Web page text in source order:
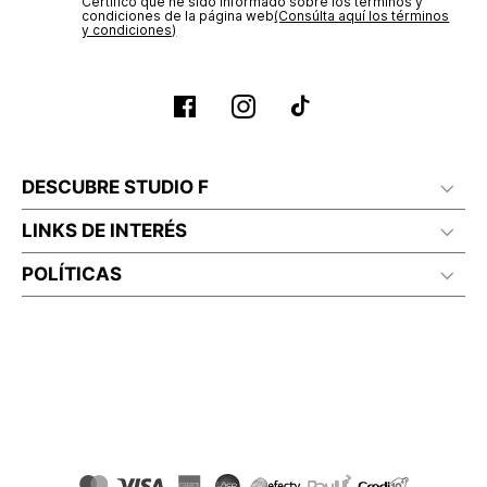
condiciones de la página web‎(Consúlta aquí los términos
y condiciones)
DESCUBRE STUDIO F
LINKS DE INTERÉS
POLÍTICAS